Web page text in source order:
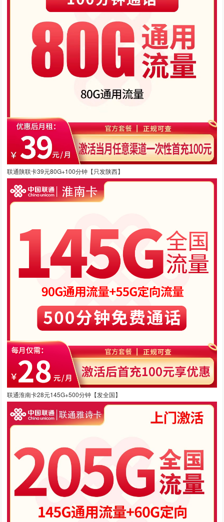
联通陕联卡39元80G+100分钟【只发陕西】
联通淮南卡28元145G+500分钟【发全国】